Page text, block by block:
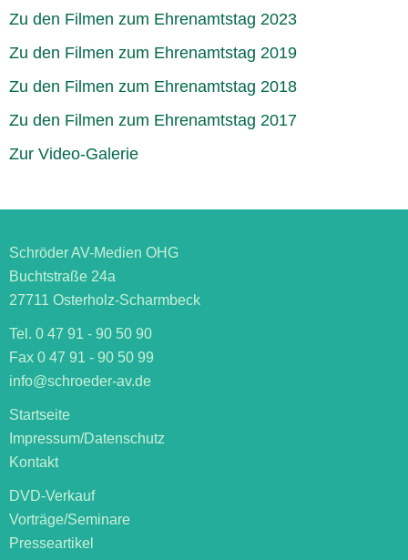
Zu den Filmen zum Ehrenamtstag 2023
Zu den Filmen zum Ehrenamtstag 2019
Zu den Filmen zum Ehrenamtstag 2018
Zu den Filmen zum Ehrenamtstag 2017
Zur Video-Galerie
Schröder AV-Medien OHG
Buchtstraße 24a
27711 Osterholz-Scharmbeck
Tel. 0 47 91 - 90 50 90
Fax 0 47 91 - 90 50 99
info@schroeder-av.de
Startseite
Impressum/Datenschutz
Kontakt
DVD-Verkauf
Vorträge/Seminare
Presseartikel